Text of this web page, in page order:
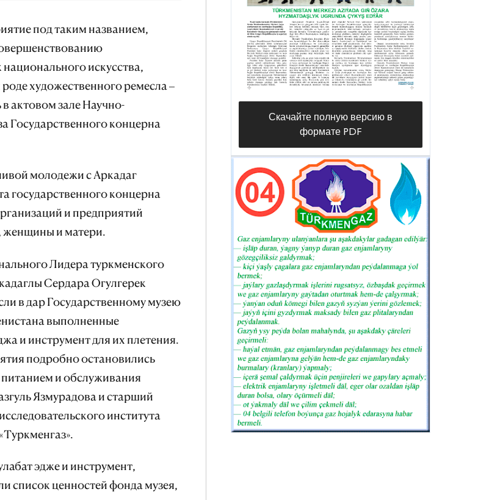
под таким названием,
искусства,
художественного ремесла –
актовом зале Научно-
Государственного концерна
молодежи с Аркадаг
государственного концерна
и предприятий
женщины и матери.
Лидера туркменского
Сердара Огулгерек
в дар Государственному музею
выполненные
и инструмент для их плетения.
подробно остановились
и обслуживания
Язмурадова и старший
института
эдже и инструмент,
список ценностей фонда музея,
Скачайте полную версию в
формате PDF